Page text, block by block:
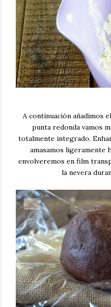
A continuación añadimos
punta redonda vamos
totalmente integrado.
amasamos ligeramente
envolveremos en film
la nevera